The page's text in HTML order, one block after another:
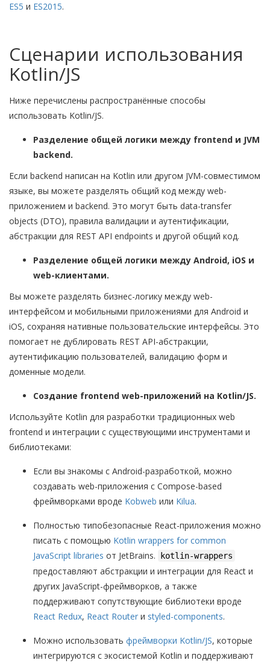
ES5 и ES2015.
Сценарии использования
Kotlin/JS
Ниже перечислены распространённые способы
использовать Kotlin/JS.
Разделение общей логики между frontend и JVM
backend.
Если backend написан на Kotlin или другом JVM-совместимом
языке, вы можете разделять общий код между web-
приложением и backend. Это могут быть data-transfer
objects (DTO), правила валидации и аутентификации,
абстракции для REST API endpoints и другой общий код.
Разделение общей логики между Android, iOS и
web-клиентами.
Вы можете разделять бизнес-логику между web-
интерфейсом и мобильными приложениями для Android и
iOS, сохраняя нативные пользовательские интерфейсы. Это
помогает не дублировать REST API-абстракции,
аутентификацию пользователей, валидацию форм и
доменные модели.
Создание frontend web-приложений на Kotlin/JS.
Используйте Kotlin для разработки традиционных web
frontend и интеграции с существующими инструментами и
библиотеками:
Если вы знакомы с Android-разработкой, можно
создавать web-приложения с Compose-based
фреймворками вроде Kobweb или Kilua.
Полностью типобезопасные React-приложения можно
писать с помощью Kotlin wrappers for common
JavaScript libraries от JetBrains. kotlin-wrappers
предоставляют абстракции и интеграции для React и
других JavaScript-фреймворков, а также
поддерживают сопутствующие библиотеки вроде
React Redux, React Router и styled-components.
Можно использовать фреймворки Kotlin/JS, которые
интегрируются с экосистемой Kotlin и поддерживают